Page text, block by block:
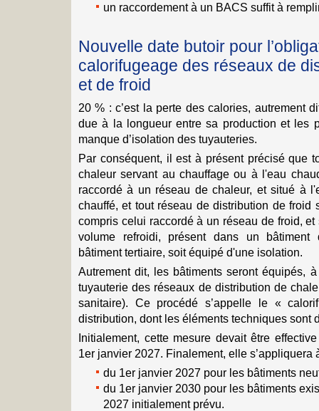
un raccordement à un BACS suffit à
Nouvelle date butoir pour
calorifugeage des réseaux de
et de froid
20 % : c’est la perte des calories, autrement
due à la longueur entre sa production et les
manque d’isolation des tuyauteries.
Par conséquent, il est à présent précisé que
chaleur servant au chauffage ou à l'eau
raccordé à un réseau de chaleur, et situé à
chauffé, et tout réseau de distribution de froid
compris celui raccordé à un réseau de froid,
volume refroidi, présent dans un bâtiment
bâtiment tertiaire, soit équipé d'une isolation.
Autrement dit, les bâtiments seront équipés,
tuyauterie des réseaux de distribution de
sanitaire). Ce procédé s’appelle le «
distribution, dont les éléments techniques sont
Initialement, cette mesure devait être
1er janvier 2027. Finalement, elle s’appliquera
du 1er janvier 2027 pour les bâtiments
du 1er janvier 2030 pour les bâtiments
2027 initialement prévu.